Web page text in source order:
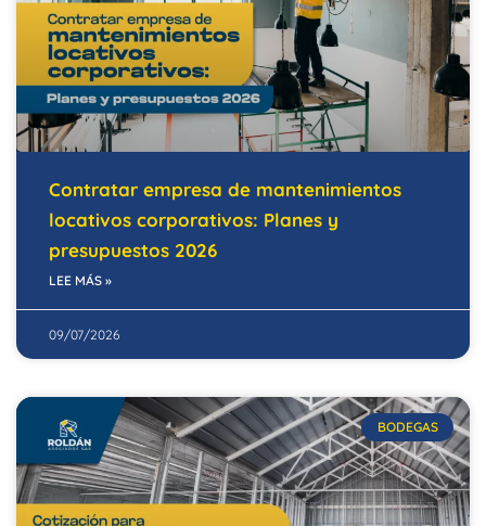
Contratar empresa de mantenimientos
locativos corporativos: Planes y
presupuestos 2026
LEE MÁS »
09/07/2026
BODEGAS